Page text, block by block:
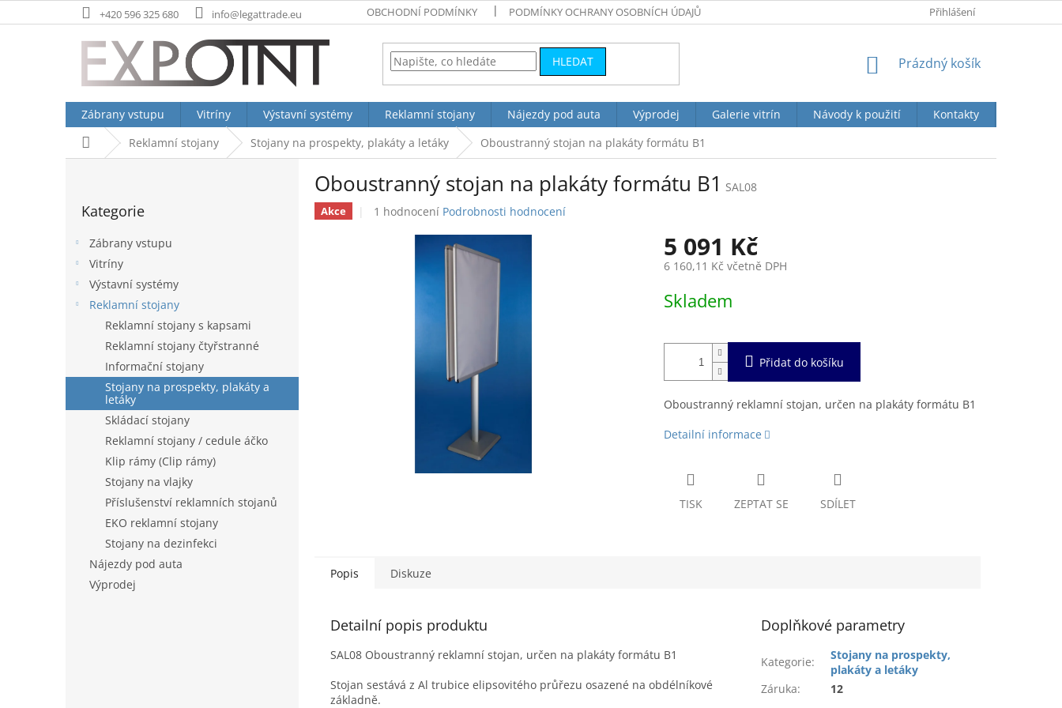
na
+420 596 325 680 info@legattrade.eu OBCHODNÍ PODMÍNKY PODMÍNKY OCHRANY OSOBNÍCH ÚDAJŮ Přihlášení
HLEDAT
NÁKUPNÍ
Prázdný košík
Zábrany vstupu Vitríny Výstavní systémy Reklamní stojany Nájezdy pod auta Výprodej Galerie vitrín Návody k použití Kontakty
Domů Reklamní stojany Stojany na prospekty, plakáty a letáky Oboustranný stojan na plakáty formátu B1
e
kategorie
Kategorie
Zábrany vstupu
Vitríny
Výstavní systémy
Reklamní stojany
Reklamní stojany s kapsami
Reklamní stojany čtyřstranné
Informační stojany
Stojany na prospekty, plakáty a
letáky
Skládací stojany
Reklamní stojany / cedule áčko
Klip rámy (Clip rámy)
Stojany na vlajky
Příslušenství reklamních stojanů
EKO reklamní stojany
Stojany na dezinfekci
Nájezdy pod auta
Výprodej
Oboustranný stojan na plakáty formátu B1 SAL08
Akce
Průměrné
1 hodnocení Podrobnosti hodnocení
5 091 Kč
6 160,11 Kč včetně DPH
cena:
Skladem
Přidat do košíku
Oboustranný reklamní stojan, určen na plakáty formátu B1
Detailní informace
TISK ZEPTAT SE SDÍLET
Popis Diskuze
Detailní popis produktu
SAL08 Oboustranný reklamní stojan, určen na plakáty formátu B1
Stojan sestává z Al trubice elipsovitého průřezu osazené na obdélníkové
základně.
Doplňkové parametry
Kategorie:
Stojany na prospekty,
plakáty a letáky
Záruka: 12